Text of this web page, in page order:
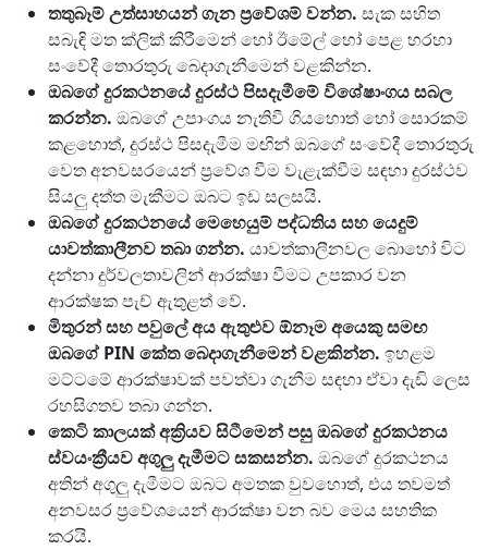
තතුබෑම් උත්සාහයන් ගැන ප්‍රවේශම් වන්න. සැක සහිත
සබැඳි මත ක්ලික් කිරීමෙන් හෝ ඊමේල් හෝ පෙළ හරහා
සංවේදී තොරතුරු බෙදාගැනීමෙන් වළකින්න.
ඔබගේ දුරකථනයේ දුරස්ථ පිසදැමීමේ විශේෂාංගය සබල
කරන්න. ඔබගේ උපාංගය නැතිවී ගියහොත් හෝ සොරකම්
කළහොත්, දුරස්ථ පිසදැමීම මඟින් ඔබගේ සංවේදී තොරතුරු
වෙත අනවසරයෙන් ප්‍රවේශ වීම වැළැක්වීම සඳහා දුරස්ථව
සියලු දත්ත මැකීමට ඔබට ඉඩ සලසයි.
ඔබගේ දුරකථනයේ මෙහෙයුම් පද්ධතිය සහ යෙදුම්
යාවත්කාලීනව තබා ගන්න. යාවත්කාලීනවල බොහෝ විට
දන්නා දුර්වලතාවලින් ආරක්ෂා වීමට උපකාර වන
ආරක්ෂක පැච් ඇතුළත් වේ.
මිතුරන් සහ පවුලේ අය ඇතුළුව ඕනෑම අයෙකු සමඟ
ඔබගේ PIN කේත බෙදාගැනීමෙන් වළකින්න. ඉහළම
මට්ටමේ ආරක්ෂාවක් පවත්වා ගැනීම සඳහා ඒවා දැඩි ලෙස
රහසිගතව තබා ගන්න.
කෙටි කාලයක් අක්‍රියව සිටීමෙන් පසු ඔබගේ දුරකථනය
ස්වයංක්‍රීයව අගුලු දැමීමට සකසන්න. ඔබගේ දුරකථනය
අතින් අගුලු දැමීමට ඔබට අමතක වුවහොත්, එය තවමත්
අනවසර ප්‍රවේශයෙන් ආරක්ෂා වන බව මෙය සහතික
කරයි.